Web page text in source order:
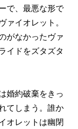
で、最悪な形で
ァイオレット。
がなかったヴァ
イドをズタズタ
婚約破棄をきっ
てしまう。誰か
オレットは幽閉